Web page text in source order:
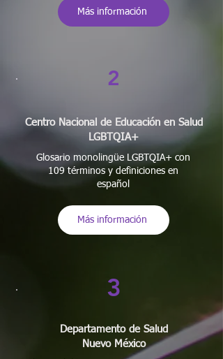
Más información
2
Centro Nacional de Educación en Salud
LGBTQIA+
Glosario monolingüe LGBTQIA+ con
109 términos y definiciones en
español
Más información
3
Departamento de Salud
Nuevo México